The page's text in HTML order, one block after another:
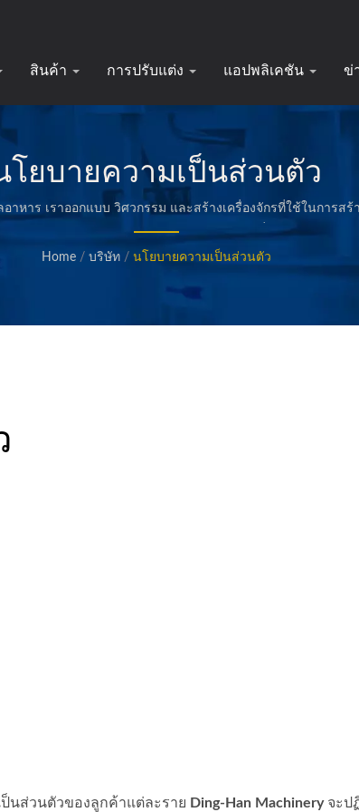
สินค้า การปรับแต่ง แอปพลิเคชัน ข่
โยบายความเป็นส่วนตัว
หาร เราออกแบบ วิศวกรรม และสร้างเครื่องจักรที่ใช้ในการสร้
ส์ ขนมปังและขนมทอด และอาหารคุณภาพอื่น ๆ
Home / บริษัท / นโยบายความเป็นส่วนตัว
นส่วนตัวของลูกค้าแต่ละราย Ding-Han Machinery จะป